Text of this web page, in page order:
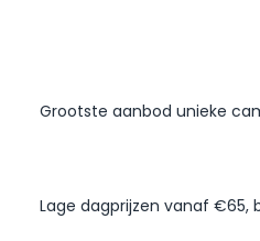
Grootste aanbod unieke
Lage dagprijzen vanaf €65,